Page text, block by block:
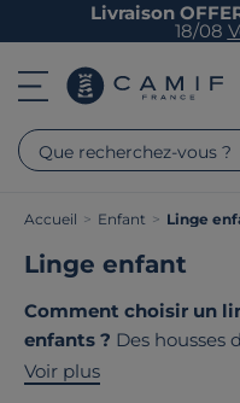
Livraison
18/08
Que recherchez-vous ?
Accueil > Enfant > Linge
Linge enfant
Comment choisir un
enfants ? Des housses
enchanteurs, des draps
Voir plus